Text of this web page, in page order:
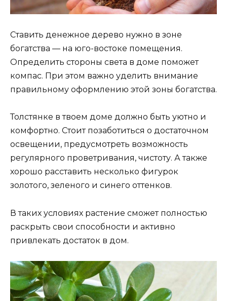
Ставить денежное дерево нужно в зоне
богатства — на юго-востоке помещения.
Определить стороны света в доме поможет
компас. При этом важно уделить внимание
правильному оформлению этой зоны богатства.
Толстянке в твоем доме должно быть уютно и
комфортно. Стоит позаботиться о достаточном
освещении, предусмотреть возможность
регулярного проветривания, чистоту. А также
хорошо расставить несколько фигурок
золотого, зеленого и синего оттенков.
В таких условиях растение сможет полностью
раскрыть свои способности и активно
привлекать достаток в дом.